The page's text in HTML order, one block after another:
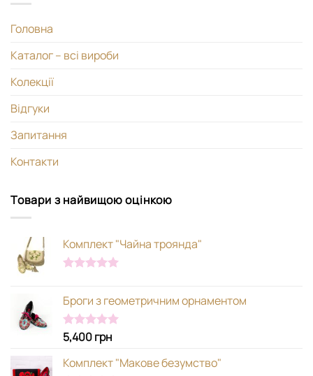
Головна
Каталог – всі вироби
Колекції
Відгуки
Запитання
Контакти
Товари з найвищою оцінкою
Комплект "Чайна троянда"
Броги з геометричним орнаментом
Оцінено в
з 5
5,400грн
Комплект "Макове безумство"